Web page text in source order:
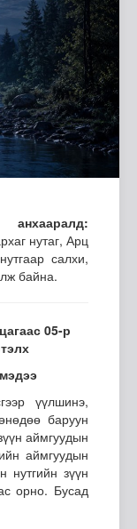
нутаг, Арц
салхи,
байна.
05-р
үүлшинэ,
баруун
аймгуудын
аймгуудын
нутгийн зүүн
орно. Бусад